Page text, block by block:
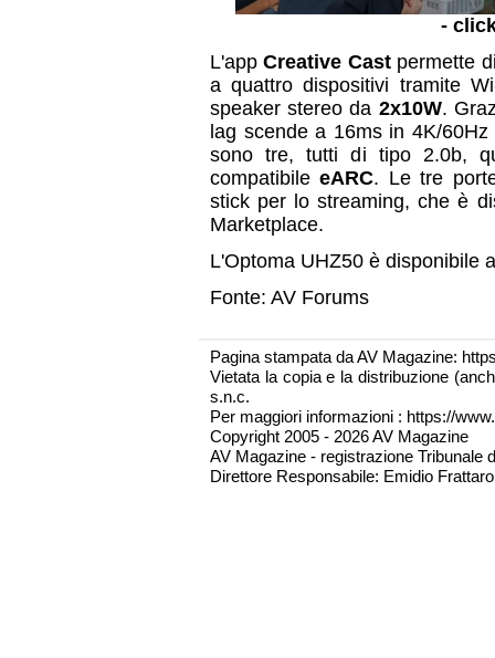
-
L'appCreative Cast permette
a quattro dispositivi tramite
speaker stereo da 2x10W.
lag scende a 16ms in 4K/
sono tre, tutti di tipo 2.0b,
compatibileeARC. Le tre
stick per lo streaming, che è
Marketplace.
L'Optoma UHZ50 è disponibile
Fonte: AV Forums
Pagina stampata da AV Magazine:
Vietata la copia e la distribuzione
s.n.c.
Per maggiori informazioni : https://
Copyright 2005 - 2026 AV Magazine
AV Magazine - registrazione Tribunale
Direttore Responsabile: Emidio